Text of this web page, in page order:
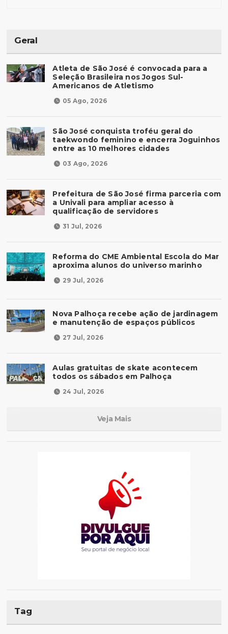
Geral
Atleta de São José é convocada para a
Seleção Brasileira nos Jogos Sul-
Americanos de Atletismo
05 Ago, 2026
São José conquista troféu geral do
taekwondo feminino e encerra Joguinhos
entre as 10 melhores cidades
03 Ago, 2026
Prefeitura de São José firma parceria com
a Univali para ampliar acesso à
qualificação de servidores
31 Jul, 2026
Reforma do CME Ambiental Escola do Mar
aproxima alunos do universo marinho
29 Jul, 2026
Nova Palhoça recebe ação de jardinagem
e manutenção de espaços públicos
27 Jul, 2026
Aulas gratuitas de skate acontecem
todos os sábados em Palhoça
24 Jul, 2026
Veja Mais
Tag